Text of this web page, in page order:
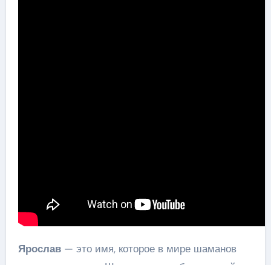
Ярослав— это имя, которое в мире шаманов